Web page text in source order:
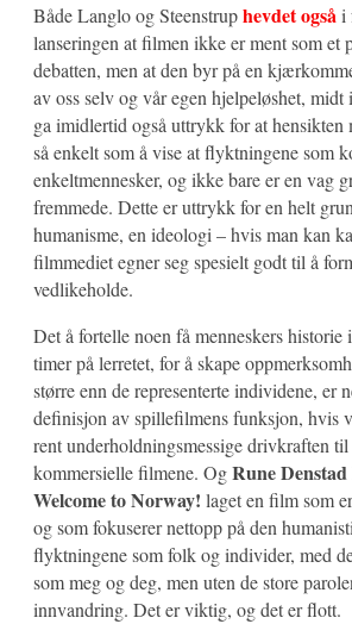
Både Langlo og Steenstruphevdet ogsåi
lanseringen at filmen ikke er ment som et
debatten, men at den byr på en
av oss selv og vår egen hjelpeløshet,
ga imidlertid også uttrykk for at hensikten
så enkelt som å vise at flyktningene som
enkeltmennesker, og ikke bare er en vag
fremmede. Dette er uttrykk for en helt
humanisme, en ideologi – hvis man kan
filmmediet egner seg spesielt godt til å
vedlikeholde.
Det å fortelle noen få menneskers historie
timer på lerretet, for å skape
større enn de representerte individene, er
definisjon av spillefilmens funksjon, hvis
rent underholdningsmessige drivkraften
kommersielle filmene. OgRune
Welcome to Norway! laget en film som
og som fokuserer nettopp på den
flyktningene som folk og individer, med
som meg og deg, men uten de store
innvandring. Det er viktig, og det er flott.